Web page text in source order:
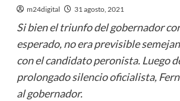
m24digital 31 agosto, 2021
Si bien el triunfo del gobernador
esperado, no era previsible
con el candidato peronista. Luego
prolongado silencio oficialista,
al gobernador.